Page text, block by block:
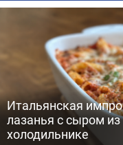
Итальянская
лазанья с сыром
холодильнике